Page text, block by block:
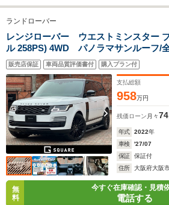
ランドローバー
レンジローバー ウエストミンスター
ル 258PS) 4WD パノラマサンルーフ/
ー/前席シートベンチレーション/
テム/ハンドルヒーター/TV/エアサス/リ
カメラ/アダプティブクルーズコントロ
動シート/
販売店保証 車両品質評価書付 購入プラン付
支払総額
958万円
残価ローン 月々
年式 2022年
車検
'27/07
保証
保証付
住所
大阪府大阪
無
料
今すぐ在庫確認・見積
電話する